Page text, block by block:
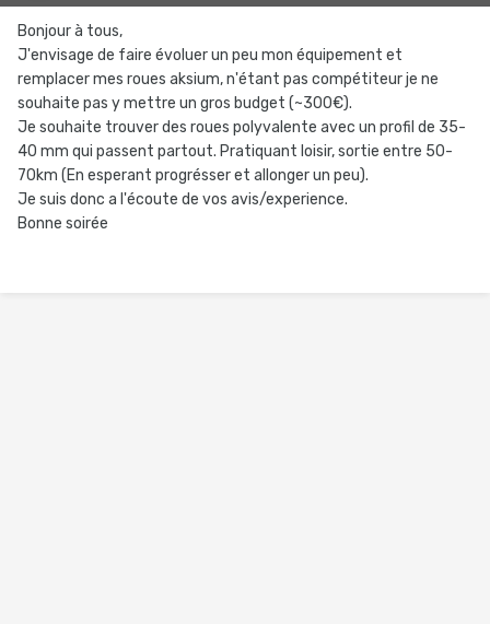
Bonjour à tous,
J'envisage de faire évoluer un peu mon équipement et
remplacer mes roues aksium, n'étant pas compétiteur je ne
souhaite pas y mettre un gros budget (~300€).
Je souhaite trouver des roues polyvalente avec un profil de 35-
40 mm qui passent partout. Pratiquant loisir, sortie entre 50-
70km (En esperant progrésser et allonger un peu).
Je suis donc a l'écoute de vos avis/experience.
Bonne soirée